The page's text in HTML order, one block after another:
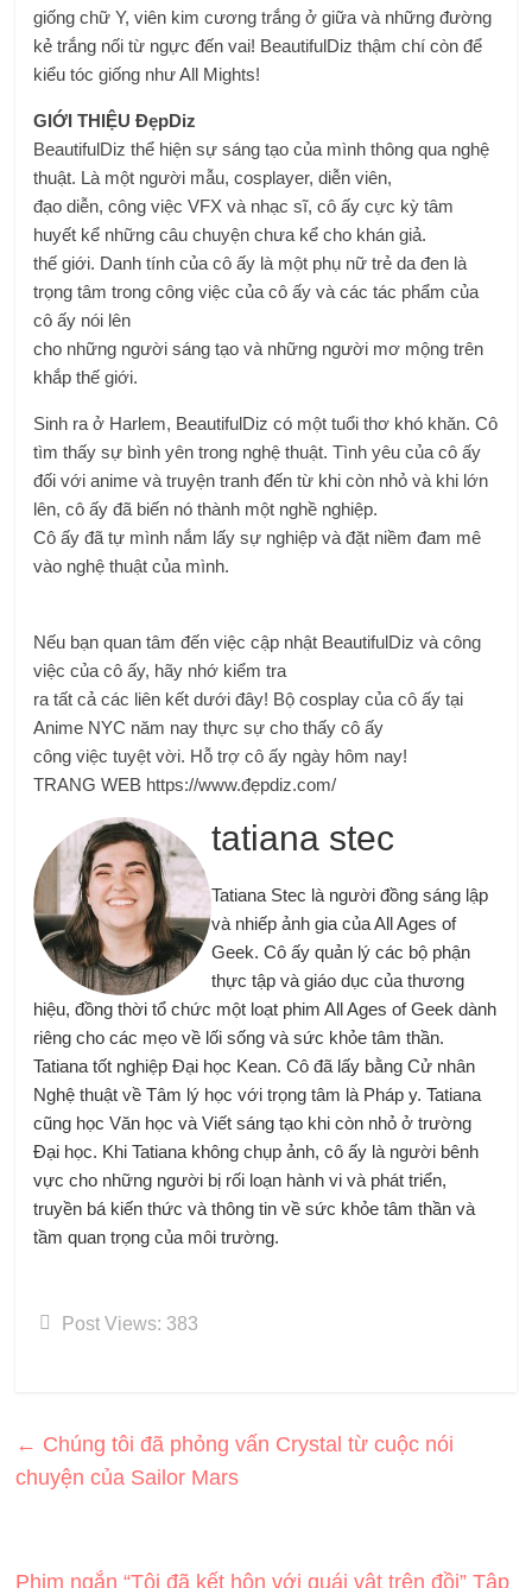
giống chữ Y, viên kim cương trắng ở giữa và những đường
kẻ trắng nối từ ngực đến vai! BeautifulDiz thậm chí còn để
kiểu tóc giống như All Mights!
GIỚI THIỆU ĐẹpDiz
BeautifulDiz thể hiện sự sáng tạo của mình thông qua nghệ
thuật. Là một người mẫu, cosplayer, diễn viên,
đạo diễn, công việc VFX và nhạc sĩ, cô ấy cực kỳ tâm
huyết kể những câu chuyện chưa kể cho khán giả.
thế giới. Danh tính của cô ấy là một phụ nữ trẻ da đen là
trọng tâm trong công việc của cô ấy và các tác phẩm của
cô ấy nói lên
cho những người sáng tạo và những người mơ mộng trên
khắp thế giới.
Sinh ra ở Harlem, BeautifulDiz có một tuổi thơ khó khăn. Cô
tìm thấy sự bình yên trong nghệ thuật. Tình yêu của cô ấy
đối với anime và truyện tranh đến từ khi còn nhỏ và khi lớn
lên, cô ấy đã biến nó thành một nghề nghiệp.
Cô ấy đã tự mình nắm lấy sự nghiệp và đặt niềm đam mê
vào nghệ thuật của mình.
Nếu bạn quan tâm đến việc cập nhật BeautifulDiz và công
việc của cô ấy, hãy nhớ kiểm tra
ra tất cả các liên kết dưới đây! Bộ cosplay của cô ấy tại
Anime NYC năm nay thực sự cho thấy cô ấy
công việc tuyệt vời. Hỗ trợ cô ấy ngày hôm nay!
TRANG WEB https://www.đẹpdiz.com/
tatiana stec
Tatiana Stec là người đồng sáng lập
và nhiếp ảnh gia của All Ages of
Geek. Cô ấy quản lý các bộ phận
thực tập và giáo dục của thương
hiệu, đồng thời tổ chức một loạt phim All Ages of Geek dành
riêng cho các mẹo về lối sống và sức khỏe tâm thần.
Tatiana tốt nghiệp Đại học Kean. Cô đã lấy bằng Cử nhân
Nghệ thuật về Tâm lý học với trọng tâm là Pháp y. Tatiana
cũng học Văn học và Viết sáng tạo khi còn nhỏ ở trường
Đại học. Khi Tatiana không chụp ảnh, cô ấy là người bênh
vực cho những người bị rối loạn hành vi và phát triển,
truyền bá kiến ​​thức và thông tin về sức khỏe tâm thần và
tầm quan trọng của môi trường.
Post Views: 383
← Chúng tôi đã phỏng vấn Crystal từ cuộc nói
chuyện của Sailor Mars
Phim ngắn “Tôi đã kết hôn với quái vật trên đồi” Tập